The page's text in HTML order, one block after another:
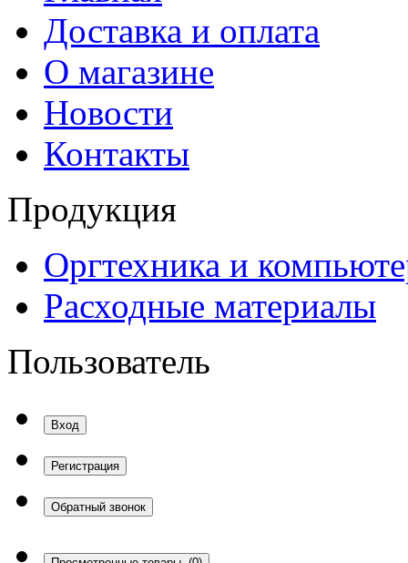
Доставка и оплата
О магазине
Новости
Контакты
Продукция
Оргтехника и
Расходные материалы
Пользователь
Вход
Регистрация
Обратный звонок